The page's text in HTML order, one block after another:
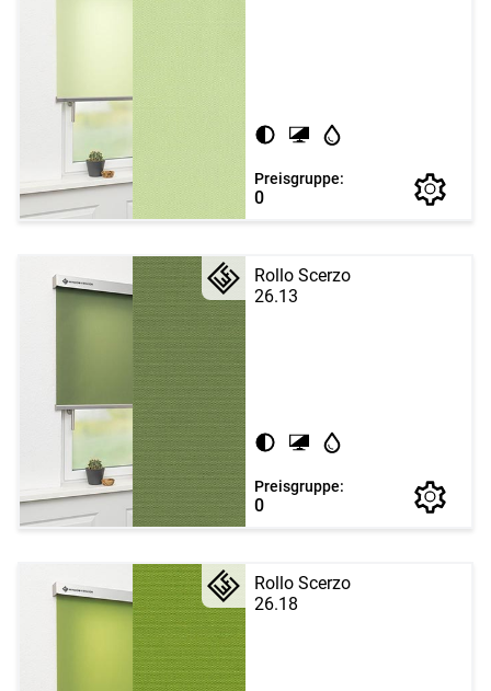
Preisgruppe:
0
Rollo Scerzo
26.13
Preisgruppe:
0
Rollo Scerzo
26.18